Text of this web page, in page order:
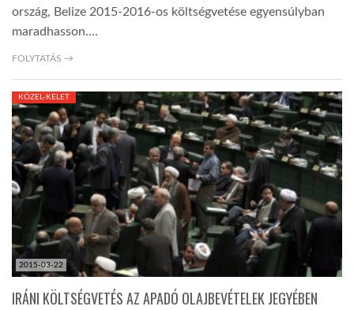
ország, Belize 2015-2016-os költségvetése egyensúlyban
maradhasson.…
FOLYTATÁS →
2015-03-22
KÖZEL-KELET
IRÁNI KÖLTSÉGVETÉS AZ APADÓ OLAJBEVÉTELEK JEGYÉBEN